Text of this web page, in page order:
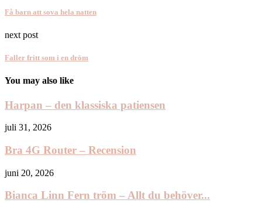
Få barn att sova hela natten
next post
Faller fritt som i en dröm
You may also like
Harpan – den klassiska patiensen
juli 31, 2026
Bra 4G Router – Recension
juni 20, 2026
Bianca Linn Fern tröm – Allt du behöver...